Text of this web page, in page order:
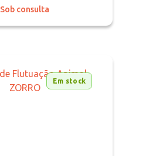
Sob consulta
Em stock